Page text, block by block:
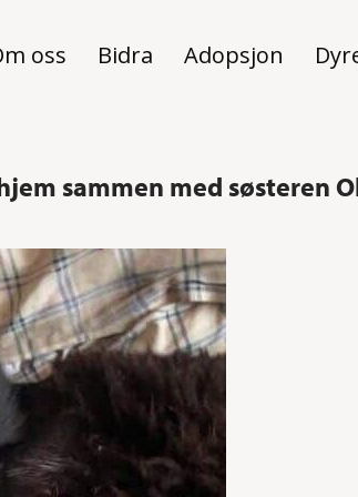
oss Bidra Adopsjon
sammen med søsteren